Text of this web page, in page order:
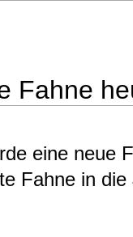
Fahne
eine neue
Fahne in